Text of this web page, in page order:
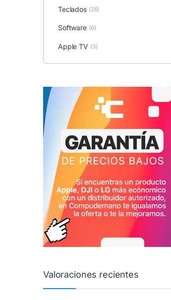
Teclados (26)
Software (6)
Apple TV (3)
Valoraciones recientes